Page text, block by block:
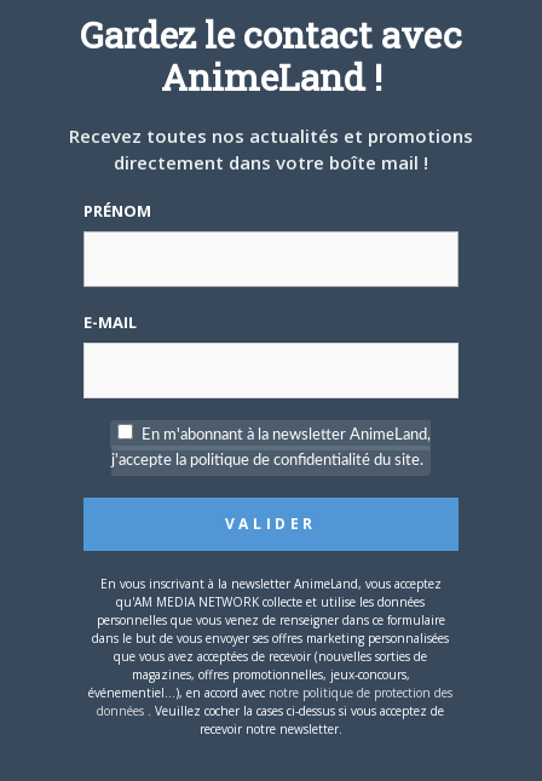
Se souvenir de moi
OÙ TROUVER NOS MAGAZINES
Si votre ville n'est pas dans la liste,contactez-nous
Gardez le contact avec
AnimeLand !
Recevez toutes nos actualités et promotions
directement dans votre boîte mail !
PRÉNOM
E-MAIL
En m'abonnant à la newsletter AnimeLand,
j'accepte la politique de confidentialité du site.
En vous inscrivant à la newsletter AnimeLand, vous acceptez
qu'AM MEDIA NETWORK collecte et utilise les données
personnelles que vous venez de renseigner dans ce formulaire
dans le but de vous envoyer ses offres marketing personnalisées
que vous avez acceptées de recevoir (nouvelles sorties de
magazines, offres promotionnelles, jeux-concours,
événementiel...), en accord avec notre politique de protection des
données . Veuillez cocher la cases ci-dessus si vous acceptez de
recevoir notre newsletter.